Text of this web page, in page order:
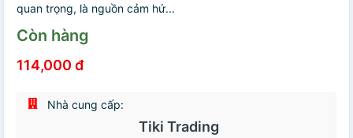
quan trọng, là nguồn cảm hứ...
Còn hàng
114,000 đ
Nhà cung cấp:
Tiki Trading